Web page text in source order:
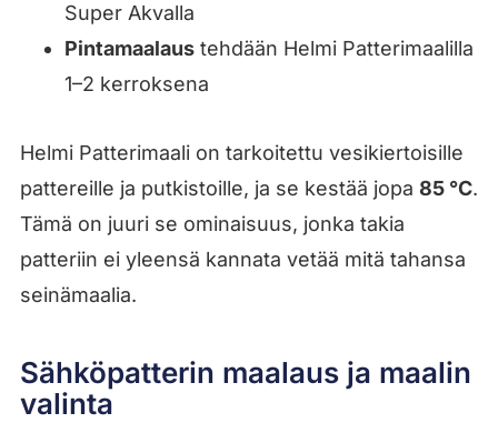
Super Akvalla
Pintamaalaustehdään Helmi Patterimaalilla
1–2 kerroksena
Helmi Patterimaali on tarkoitettu vesikiertoisille
pattereille ja putkistoille, ja se kestää jopa 85 °C.
Tämä on juuri se ominaisuus, jonka takia
patteriin ei yleensä kannata vetää mitä tahansa
seinämaalia.
Sähköpatterin maalaus ja maalin
valinta